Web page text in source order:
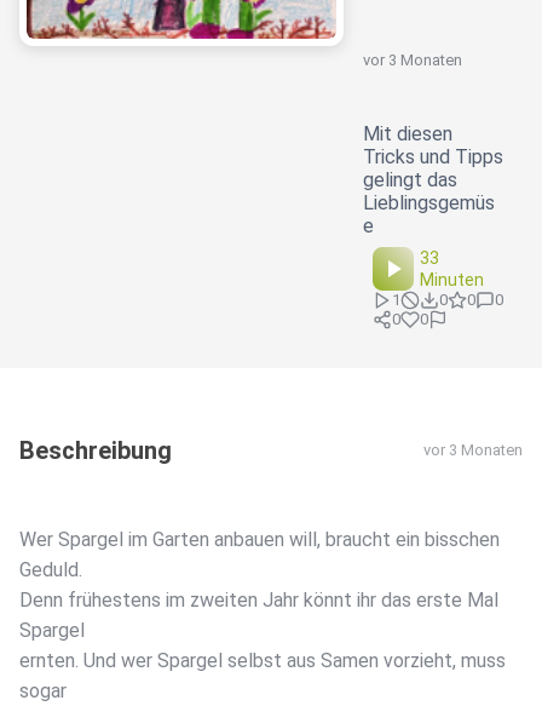
vor 3 Monaten
Mit diesen
Tricks und Tipps
gelingt das
Lieblingsgemüs
e
33
Minuten
1 0 0
0
0
0
Beschreibung vor 3 Monaten
Wer Spargel im Garten anbauen will, braucht ein bisschen
Geduld.
Denn frühestens im zweiten Jahr könnt ihr das erste Mal
Spargel
ernten. Und wer Spargel selbst aus Samen vorzieht, muss
sogar